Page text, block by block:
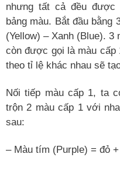
nhưng tất cả đều được
bảng màu. Bắt đầu bằng
(Yellow) – Xanh (Blue).
còn được gọi là màu cấp
theo tỉ lệ khác nhau sẽ
Nối tiếp màu cấp 1, ta
trộn 2 màu cấp 1 với
sau:
– Màu tím (Purple) = đỏ